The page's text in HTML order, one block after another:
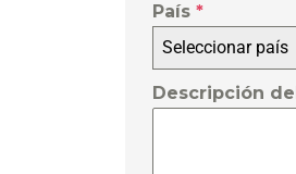
País *
Seleccionar país
Descripción